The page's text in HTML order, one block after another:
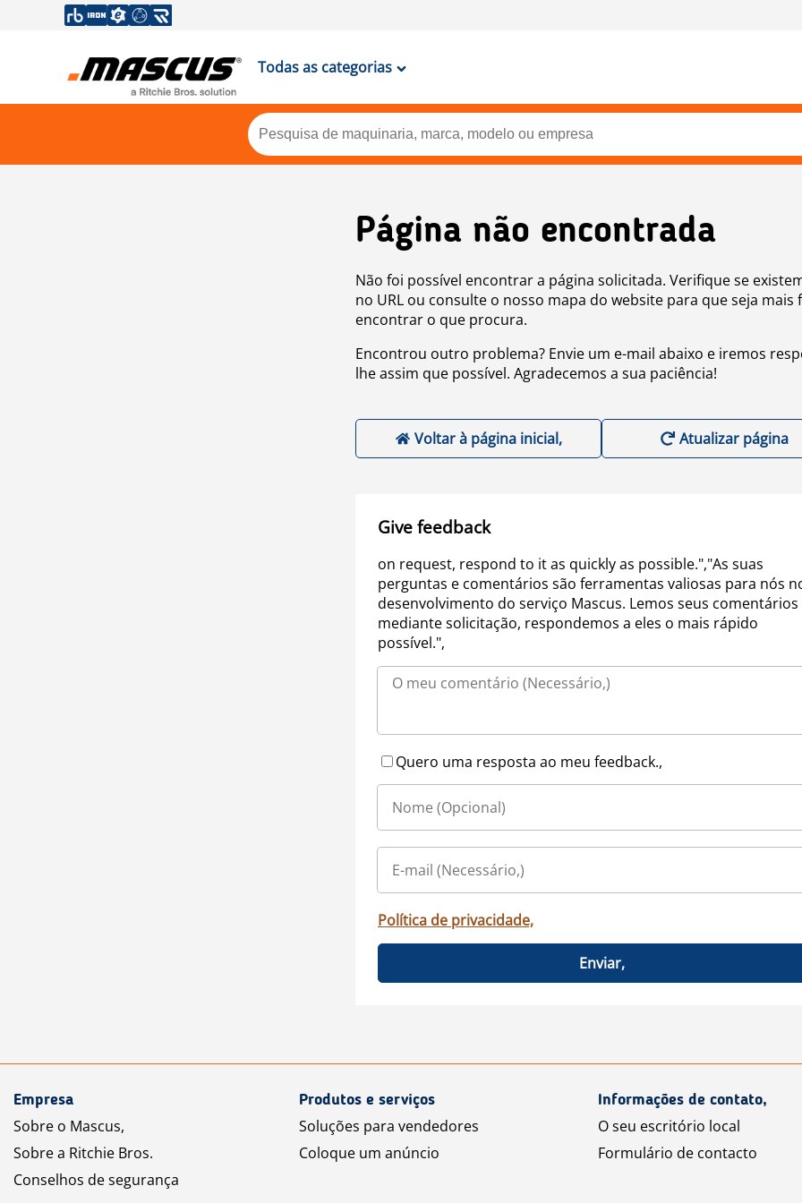
Todas as categorias
Página não encontrada
Não foi possível encontrar a página solicitada. Verifique se
no URL ou consulte o nosso mapa do website para que seja mais
encontrar o que procura.
Encontrou outro problema? Envie um e-mail abaixo e iremos
lhe assim que possível. Agradecemos a sua paciência!
Voltar à página inicial, Atualizar página
Give feedback
on request, respond to it as quickly as possible.","As suas
perguntas e comentários são ferramentas valiosas para nós
desenvolvimento do serviço Mascus. Lemos seus comentários
mediante solicitação, respondemos a eles o mais rápido
possível.",
Quero uma resposta ao meu feedback.,
Política de privacidade,
Enviar,
Empresa
Sobre o Mascus,
Sobre a Ritchie Bros.
Conselhos de segurança
Produtos e serviços
Soluções para vendedores
Coloque um anúncio
Informações de contato,
O seu escritório local
Formulário de contacto